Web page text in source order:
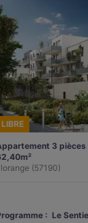
LIBRE
3 pièces
(57190)
: Le